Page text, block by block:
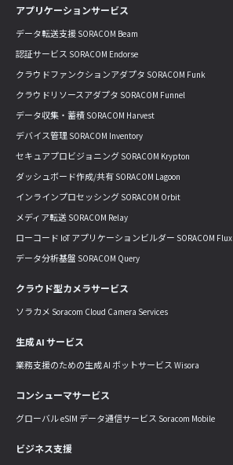
アプリケーションサービス
データ転送支援 SORACOM Beam
認証サービス SORACOM Endorse
クラウドファンクションアダプタ SORACOM Funk
クラウドリソースアダプタ SORACOM Funnel
データ収集・蓄積 SORACOM Harvest
デバイス管理 SORACOM Inventory
セキュアプロビジョニング SORACOM Krypton
ダッシュボード作成/共有 SORACOM Lagoon
インラインプロセッシング SORACOM Orbit
メディア転送 SORACOM Relay
ローコード IoT アプリケーションビルダー SORACOM Flux
データ分析基盤 SORACOM Query
クラウド型カメラサービス
ソラカメ Soracom Cloud Camera Services
生成 AI サービス
業務支援のための生成 AI ボットサービス Wisora
コンシューマサービス
グローバル eSIM データ通信サービス Soracom Mobile
ビジネス支援